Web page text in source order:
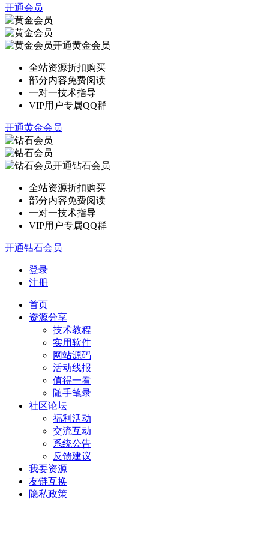
开通会员
开通黄金会员
全站资源折扣购买
部分内容免费阅读
一对一技术指导
VIP用户专属QQ群
开通黄金会员
开通钻石会员
全站资源折扣购买
部分内容免费阅读
一对一技术指导
VIP用户专属QQ群
开通钻石会员
登录
注册
首页
资源分享
技术教程
实用软件
网站源码
活动线报
值得一看
随手笔录
社区论坛
福利活动
交流互动
系统公告
反馈建议
我要资源
友链互换
隐私政策